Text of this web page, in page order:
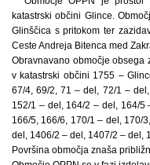
katastrski občini Glince.
Glinščica s pritokom ter
Ceste Andreja Bitenca med
Obravnavano območje obsega
v katastrski občini 1755 –
67/4, 69/2, 71 – del, 72/1 –
152/1 – del, 164/2 – del, 164/5
166/5, 166/6, 170/1 – del, 170/
del, 1406/2 – del, 1407/2 – del,
Površina območja znaša